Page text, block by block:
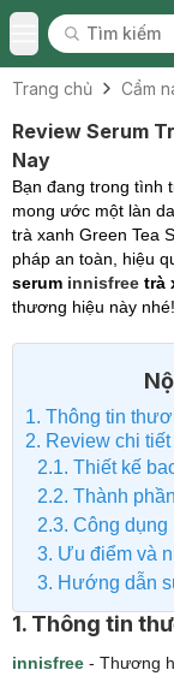
Toggle Menu
Tìm kiếm
Tìm kiếm
Trang chủ Cẩm
Review Serum
Nay
Bạn đang trong tình
mong ước một làn
trà xanh Green Tea
pháp an toàn, hiệu
serum innisfree trà
thương hiệu này nhé!
1. Thông tin
2. Review chi
2.1. Thiết kế
2.2. Thành
2.3. Công dụng
3. Ưu điểm và
3. Hướng dẫn
1. Thông tin
innisfree - Thương